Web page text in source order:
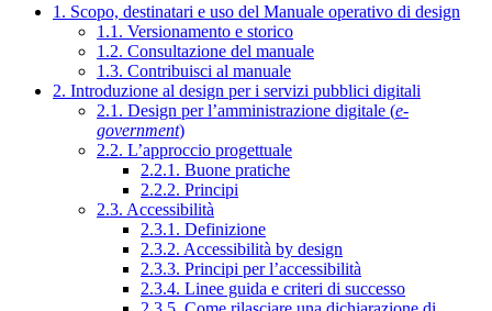
1. Scopo, destinatari e uso del Manuale operativo di design
1.1. Versionamento e storico
1.2. Consultazione del manuale
1.3. Contribuisci al manuale
2. Introduzione al design per i servizi pubblici digitali
2.1. Design per l’amministrazione digitale (e-
government)
2.2. L’approccio progettuale
2.2.1. Buone pratiche
2.2.2. Principi
2.3. Accessibilità
2.3.1. Definizione
2.3.2. Accessibilità by design
2.3.3. Principi per l’accessibilità
2.3.4. Linee guida e criteri di successo